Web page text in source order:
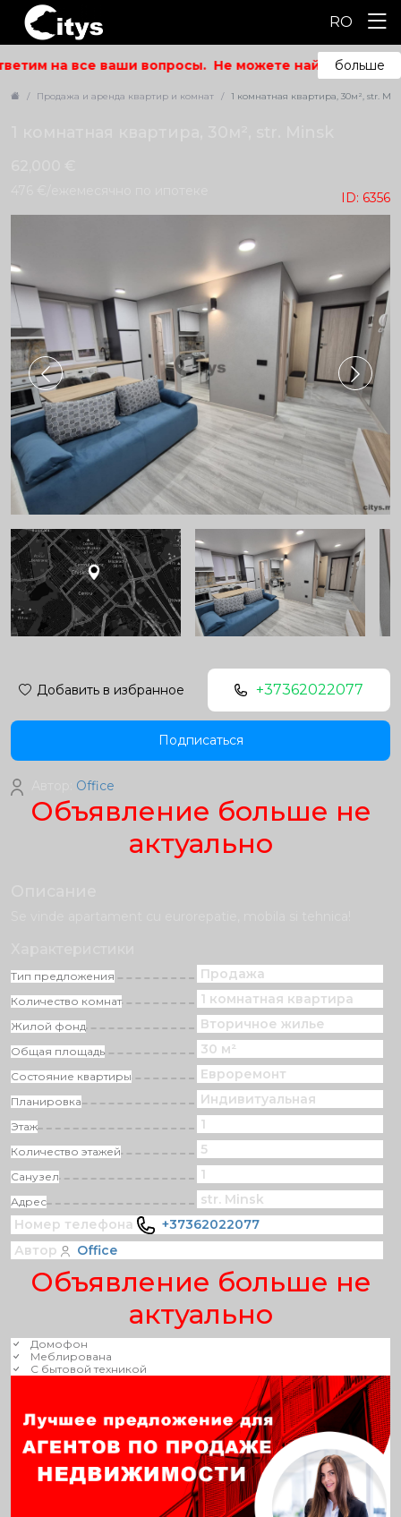
RO
на все ваши вопросы. Не можете найти то, что
больше
Продажа и аренда квартир и комнат 1 комнатная квартира, 30м², str.
Объявление больше не
актуально
Тип предложения Продажа
Количество комнат 1 комнатная квартира
Жилой фонд Вторичное жилье
Общая площадь 30 м²
Состояние квартиры Eвроремонт
Планировка Индивитуальная
Этаж 1
Количество этажей 5
Санузел 1
Адрес
str. Minsk
Номер телефона
+37362022077
Автор
Office
Объявление больше не
актуально
Домофон
Меблирована
С бытовой техникой
ID: 6356
Добавить в избранное +37362022077
Подписаться
Office